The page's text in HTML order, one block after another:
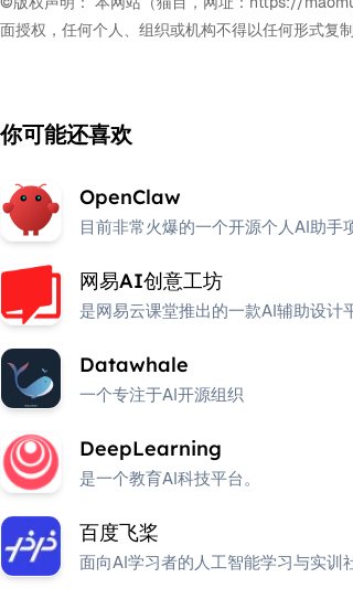
面授权，任何个人、组织或机构不得以任何形式复
你可能还喜欢
OpenClaw
目前非常火爆的一个开源个人AI助手
网易AI创意工坊
是网易云课堂推出的一款AI辅助设计
Datawhale
一个专注于AI开源组织
DeepLearning
是一个教育AI科技平台。
百度飞桨
面向AI学习者的人工智能学习与实训